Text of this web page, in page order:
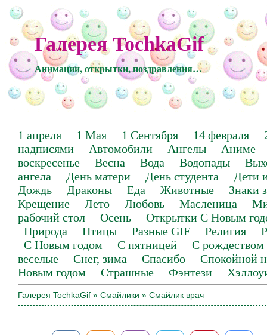
Галерея TochkaGif
Анимации, открытки, поздравления…
1 апреля 1 Мая 1 Сентября 14 февраля
надписями
Автомобили Ангелы
Аниме
воскресенье
Весна Вода Водопады
ангела
День матери День студента
Дети
Дождь
Драконы Еда Животные
Знаки
Крещение
Лето Любовь Масленица
рабочий стол
Осень
Открытки С Новым
Природа
Птицы Разные GIF Религия
С Новым годом
С пятницей
С рождеством
веселые
Снег, зима Спасибо
Спокойной
Новым годом
Страшные Фэнтези
Галерея TochkaGif » Смайлики » Смайлик врач